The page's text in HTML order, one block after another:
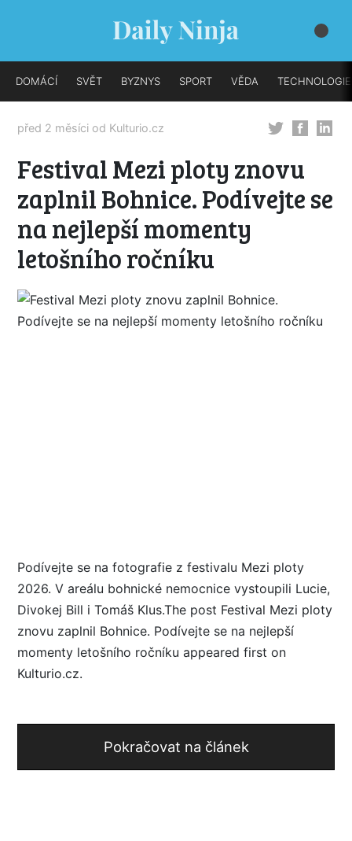
DOMÁCÍ SVĚT BYZNYS SPORT VĚDA TECHNOLOGIE
před 2 měsíci od Kulturio.cz
Festival Mezi ploty znovu
zaplnil Bohnice. Podívejte se
na nejlepší momenty
letošního ročníku
Podívejte se na fotografie z festivalu Mezi ploty
2026. V areálu bohnické nemocnice vystoupili Lucie,
Divokej Bill i Tomáš Klus.The post Festival Mezi ploty
znovu zaplnil Bohnice. Podívejte se na nejlepší
momenty letošního ročníku appeared first on
Kulturio.cz.
Pokračovat na článek